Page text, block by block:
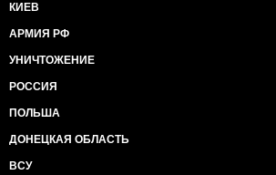
КИЕВ
АРМИЯ РФ
УНИЧТОЖЕНИЕ
РОССИЯ
ПОЛЬША
ДОНЕЦКАЯ ОБЛАСТЬ
ВСУ